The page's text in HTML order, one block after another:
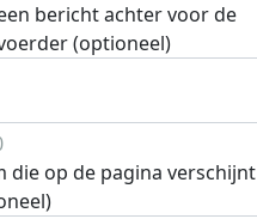
bericht achter voor de
(optioneel)
die op de pagina verschijnt